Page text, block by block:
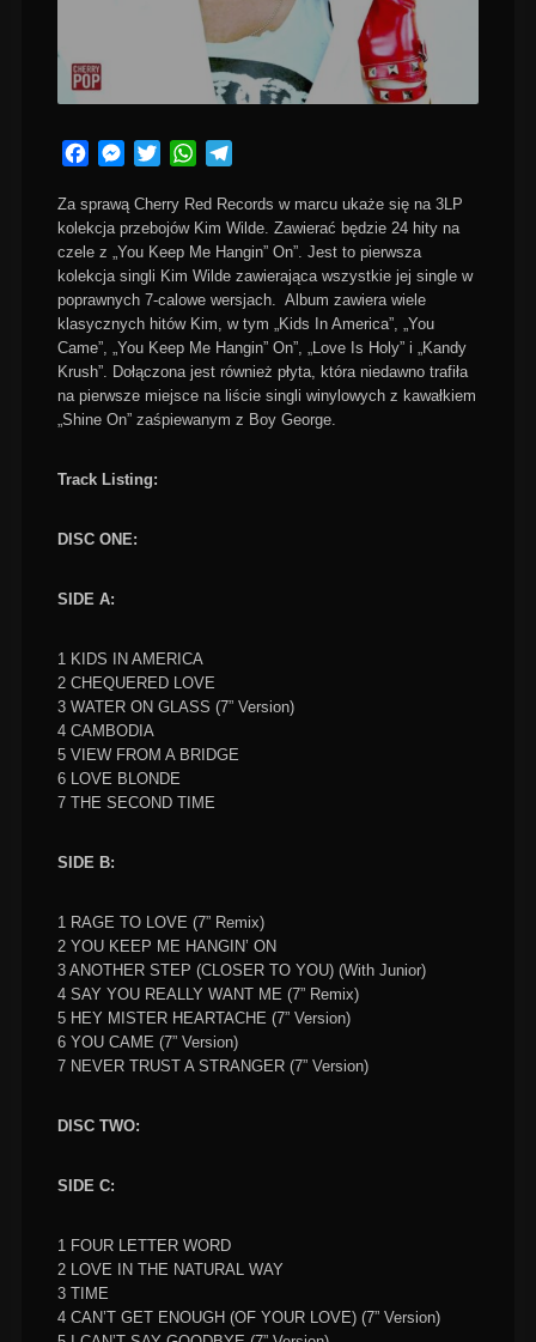
FacebookMessenger
TwitterWhatsApp
Za sprawą Cherry Red Records w marcu ukaże się na 3LP
kolekcja przebojów Kim Wilde. Zawierać będzie 24 hity na
czele z „You Keep Me Hangin” On”. Jest to pierwsza
kolekcja singli Kim Wilde zawierająca wszystkie jej single w
poprawnych 7-calowe wersjach. Album zawiera wiele
klasycznych hitów Kim, w tym „Kids In America”, „You
Came”, „You Keep Me Hangin” On”, „Love Is Holy” i „Kandy
Krush”. Dołączona jest również płyta, która niedawno trafiła
na pierwsze miejsce na liście singli winylowych z kawałkiem
„Shine On” zaśpiewanym z Boy George.
Track Listing:
DISC ONE:
SIDE A:
1 KIDS IN AMERICA
2 CHEQUERED LOVE
3 WATER ON GLASS (7” Version)
4 CAMBODIA
5 VIEW FROM A BRIDGE
6 LOVE BLONDE
7 THE SECOND TIME
SIDE B:
1 RAGE TO LOVE (7” Remix)
2 YOU KEEP ME HANGIN’ ON
3 ANOTHER STEP (CLOSER TO YOU) (With Junior)
4 SAY YOU REALLY WANT ME (7” Remix)
5 HEY MISTER HEARTACHE (7” Version)
6 YOU CAME (7” Version)
7 NEVER TRUST A STRANGER (7” Version)
DISC TWO:
SIDE C:
1 FOUR LETTER WORD
2 LOVE IN THE NATURAL WAY
3 TIME
4 CAN’T GET ENOUGH (OF YOUR LOVE) (7” Version)